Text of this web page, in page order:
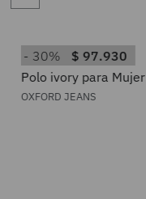
30% $ 97.930
Polo ivory para Mujer
OXFORD JEANS